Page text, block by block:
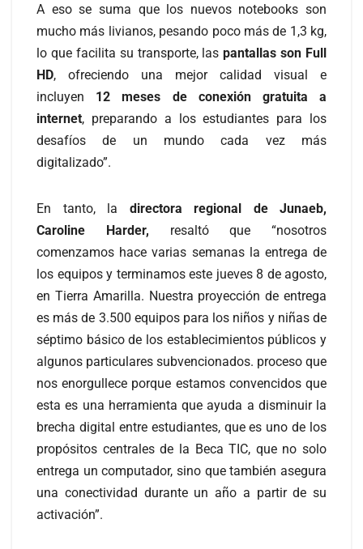
A eso se suma que los nuevos notebooks son
mucho más livianos, pesando poco más de 1,3 kg,
lo que facilita su transporte, laspantallas son Full
HD, ofreciendo una mejor calidad visual e
incluyen 12 meses de conexión gratuita a
internet, preparando a los estudiantes para los
desafíos de un mundo cada vez más
digitalizado”.
En tanto, la directora regional de Junaeb,
Caroline Harder, resaltó que “nosotros
comenzamos hace varias semanas la entrega de
los equipos y terminamos este jueves 8 de agosto,
en Tierra Amarilla. Nuestra proyección de entrega
es más de 3.500 equipos para los niños y niñas de
séptimo básico de los establecimientos públicos y
algunos particulares subvencionados. proceso que
nos enorgullece porque estamos convencidos que
esta es una herramienta que ayuda a disminuir la
brecha digital entre estudiantes, que es uno de los
propósitos centrales de la Beca TIC, que no solo
entrega un computador, sino que también asegura
una conectividad durante un año a partir de su
activación”.